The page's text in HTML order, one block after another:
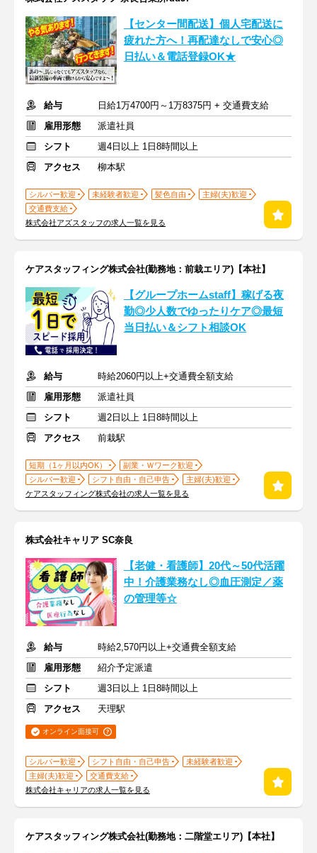
【センター間配送】個人宅配送に
疲れた方へ！再配達なしで安心◎
日払い＆電話登録OK★
給与
日給1万4700円～1万8375円 + 交通費支給
雇用形態
派遣社員
シフト
週4日以上 1日8時間以上
アクセス
柳本駅
シルバー歓迎 未経験者歓迎 髪色自由
主婦(夫)歓迎
交通費支給
株式会社アズスタッフの求人一覧を見る
ケアスタッフィング株式会社(勤務地：前栽エリア)【本社】
【グループホームstaff】稼げる夜
勤◎少人数でゆったりケア◎最短
当日払い＆シフト相談OK
給与
時給2060円以上+交通費全額支給
雇用形態
派遣社員
シフト
週2日以上 1日8時間以上
アクセス
前栽駅
短期（1ヶ月以内OK）
副業・Ｗワーク歓迎
シルバー歓迎
シフト自由・自己申告
主婦(夫)歓迎
ケアスタッフィング株式会社の求人一覧を見る
株式会社キャリア SC奈良
【老健・看護師】20代～50代活躍
中！介護業務なし◎血圧測定／薬
の管理等☆
給与
時給2,570円以上+交通費全額支給
雇用形態
紹介予定派遣
シフト
週3日以上 1日8時間以上
アクセス
天理駅
オンライン面接可
シルバー歓迎 シフト自由・自己申告
未経験者歓迎
主婦(夫)歓迎
交通費支給
株式会社キャリアの求人一覧を見る
ケアスタッフィング株式会社(勤務地：二階堂エリア)【本社】